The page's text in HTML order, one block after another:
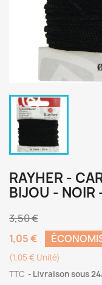
RAYHER -
BIJOU - NOIR
3,50 €
1,05 €
(1,05 € Unité)
TTC
Livraison sous